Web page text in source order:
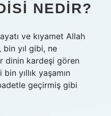
NEDIR?
ve kıyamet Allah
bin yıl gibi, ne
dinin kardeşi gören
yıllık yaşamın
geçirmiş gibi